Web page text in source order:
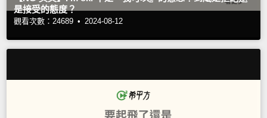
是接受的態度？
觀看次數：24689 • 2024-08-12